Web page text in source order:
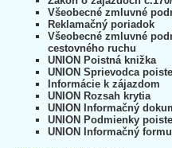
Všeobecné zmluvné
Reklamačný poriadok
Všeobecné zmluvné
cestovného ruchu
UNION Poistná knižka
UNION Sprievodca
Informácie k zájazdom
UNION Rozsah krytia
UNION Informačný
UNION Podmienky
UNION Informačný